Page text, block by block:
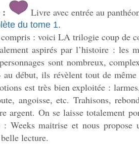
:
Livre avec entrée au
du tome 1.
compris : voici LA trilogie coup de
aspirés par l’histoire : les
sont nombreux,
début, ils révèlent tout de
est très bien exploitée :
angoisse, etc. Trahisons,
argent. On se laisse totalement
: Weeks maitrise et nous
lecture.